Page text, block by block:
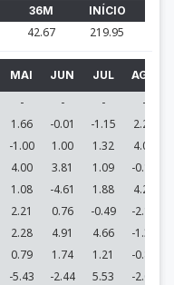
36M INÍCIO
42.67 219.95
MAI JUN JUL AGO
- - - -
1.66 -0.01 -1.15 2.29
-1.00 1.00 1.32 4.08
4.00 3.81 1.09 -0.16
1.08 -4.61 1.88 4.20
2.21 0.76 -0.49 -2.15
2.28 4.91 4.66 -1.33
0.79 1.74 1.21 -0.86
-5.43 -2.44 5.53 -2.08